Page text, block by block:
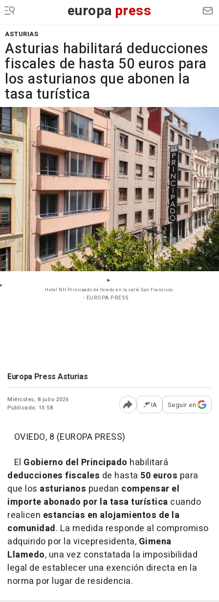
europa press
ASTURIAS
Asturias habilitará deducciones
fiscales de hasta 50 euros para
los asturianos que abonen la
tasa turística
Hotel NH Principado de Oviedo en la calle San Francisco.
- EUROPA PRESS
Europa Press Asturias
Miércoles, 8 julio 2026
Publicado: 13:58
Abrir opciones para
IA Seguir en
OVIEDO, 8 (EUROPA PRESS)
El Gobierno del Principado habilitará
deducciones fiscales de hasta 50 euros para
que los asturianos puedan compensar el
importe abonado por la tasa turística cuando
realicen estancias en alojamientos de la
comunidad. La medida responde al compromiso
adquirido por la vicepresidenta, Gimena
Llamedo, una vez constatada la imposibilidad
legal de establecer una exención directa en la
norma por lugar de residencia.